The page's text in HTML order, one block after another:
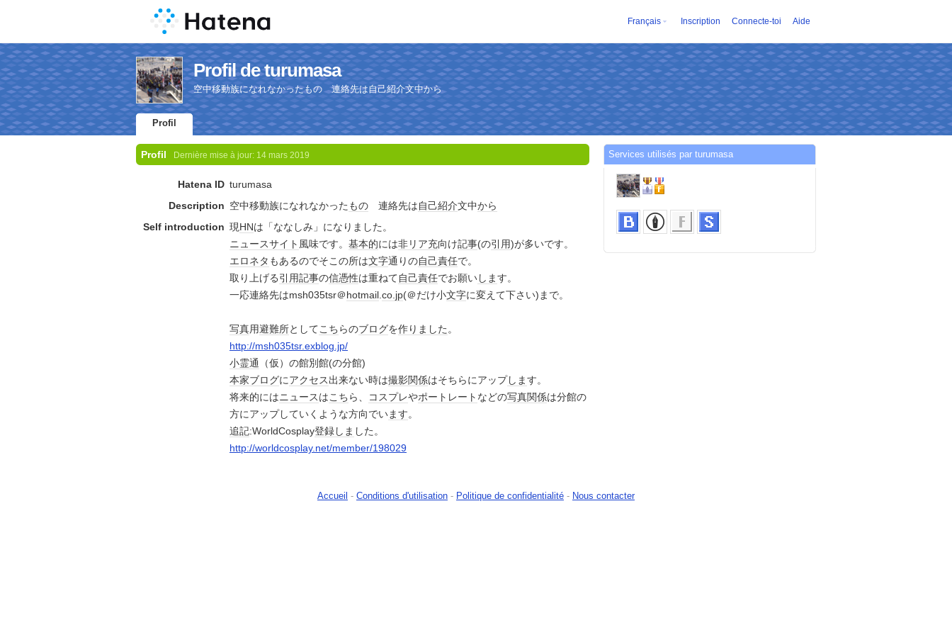
Français Inscription Connecte-toi Aide
Profil de turumasa
空中移動族になれなかったもの 連絡先は自己紹介文中から
Profil
Profil Dernière mise à jour: 14 mars 2019
Hatena ID turumasa
Description 空中移動族になれなかった もの 連絡先は自己紹介文中から
Self introduction 現HNは「ななしみ」になりました。
ニュースサイト 風味です。 基本的には非リア充向け記事(の引用)が多いです。
エロネタ もあるのでそこの所は文字通りの自己責任で。
取り上げる引用記事の信憑性は重ねて自己責任でお願いします。
一応連絡先はmsh035tsr＠hotmail.co.jp(＠だけ小文字に変えて下さい)まで。
写真用避難所としてこちらのブログを作りました。
http://msh035tsr.exblog.jp/
小霊通
（仮）の館別館(の分館)
本家ブログにアクセス出来ない時は撮影関係はそちらにアップします。
将来的にはニュースはこちら、 コスプレやポートレート などの写真関係は分館の
方にアップしていくような方向でいます。
追記:WorldCosplay登録しま した。
http://worldcosplay.net/member/198029
Services utilisés par turumasa
Accueil - Conditions d'utilisation - Politique de confidentialité - Nous contacter